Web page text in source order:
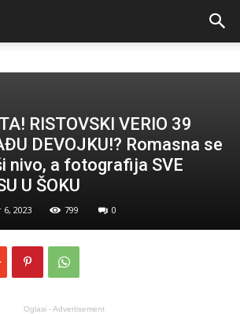
RISTOVSKI VERIO 39
DEVOJKU!? Romasna se
nivo, a fotografija SVE
U ŠOKU
2023 799 0
Oglasi - Advertisement